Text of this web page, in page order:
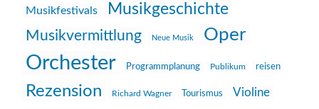
Musikfestivals Musikgeschichte
Musikvermittlung Neue Musik Oper
Orchester Programmplanung Publikum reisen
Rezension Richard Wagner Tourismus Violine